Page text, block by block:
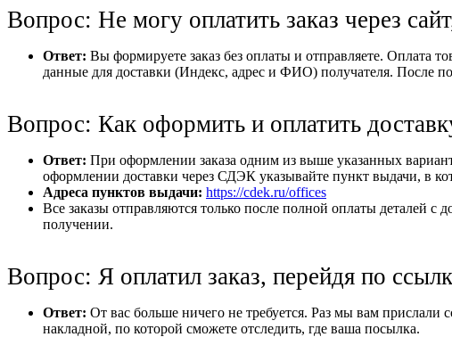
Вопрос: Не могу оплатить заказ через
Ответ: Вы формируете заказ без оплаты и отправляете. Оплата
данные для доставки (Индекс, адрес и ФИО) получателя. После
Вопрос: Как оформить и оплатить
Ответ: При оформлении заказа одним из выше указанных
оформлении доставки через СДЭК указывайте пункт выдачи, в
Адреса пунктов выдачи: https://cdek.ru/offices
Все заказы отправляются только после полной оплаты деталей с
получении.
Вопрос: Я оплатил заказ, перейдя по
Ответ: От вас больше ничего не требуется. Раз мы вам прислали
накладной, по которой сможете отследить, где ваша посылка.